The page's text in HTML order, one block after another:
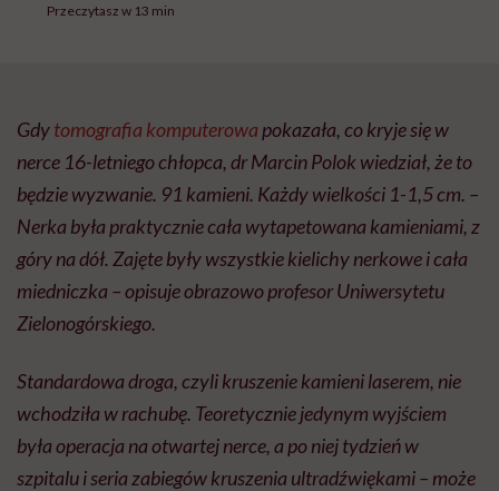
Przeczytasz w 13 min
Gdytomografia komputerowa pokazała, co kryje się w
nerce 16-letniego chłopca, dr Marcin Polok wiedział, że to
będzie wyzwanie. 91 kamieni. Każdy wielkości 1-1,5 cm. –
Nerka była praktycznie cała wytapetowana kamieniami, z
góry na dół. Zajęte były wszystkie kielichy nerkowe i cała
miedniczka – opisuje obrazowo profesor Uniwersytetu
Zielonogórskiego.
Standardowa droga, czyli kruszenie kamieni laserem, nie
wchodziła w rachubę. Teoretycznie jedynym wyjściem
była operacja na otwartej nerce, a po niej tydzień w
szpitalu i seria zabiegów kruszenia ultradźwiękami – może